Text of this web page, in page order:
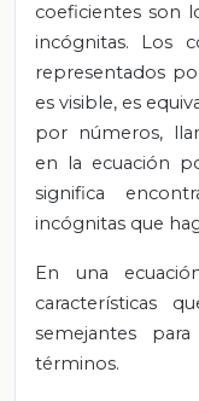
coeficientes son
incógnitas. Los
representados
es visible, es
por números,
en la ecuación
significa
incógnitas que
En una
características
semejantes
términos.